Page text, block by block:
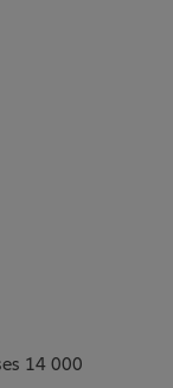
14 000